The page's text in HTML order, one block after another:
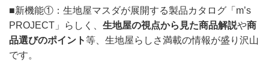
■新機能①：生地屋マスダが展開する製品カタログ「m’s
PROJECT」らしく、 生地屋の視点から見た商品解説や商
品選びのポイント等、生地屋らしさ満載の情報が盛り沢山
です。